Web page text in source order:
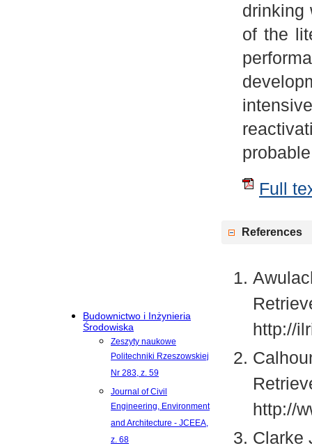
Budownictwo i Inżynieria
Środowiska
Zeszyty naukowe
Politechniki Rzeszowskiej
Nr 283, z. 59
Journal of Civil
Engineering, Environment
and Architecture - JCEEA,
z. 68
drinking
of the
Full
References
http://
http://
Clarke